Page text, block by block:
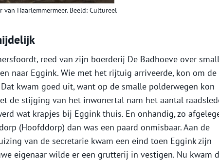
van Haarlemmermeer. Beeld: Cultureel
reed van zijn boerderij De Badhoeve over
naar Eggink. Wie met het rijtuig arriveerde, kon om de
kwam goed uit, want op de smalle polderwegen kon
de stijging van het inwonertal nam het aantal
wat krapjes bij Eggink thuis. En onhandig, zo
(Hoofddorp) dan was een paard onmisbaar. Aan de
van de secretarie kwam een eind toen Eggink zijn
eigenaar wilde er een grutterij in vestigen. Nu kwam